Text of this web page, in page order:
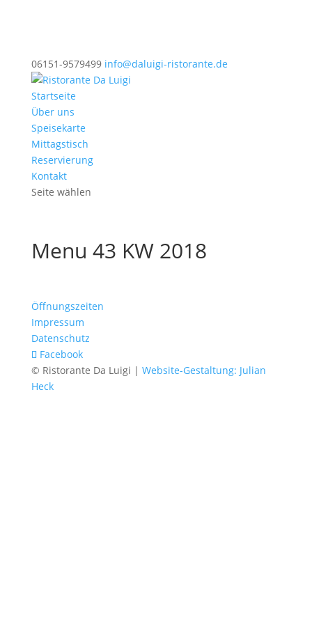
06151-9579499 info@daluigi-ristorante.de
Startseite
Über uns
Speisekarte
Mittagstisch
Reservierung
Kontakt
Seite wählen
Menu 43 KW 2018
Öffnungszeiten
Impressum
Datenschutz
Facebook
© Ristorante Da Luigi | Website-Gestaltung: Julian
Heck